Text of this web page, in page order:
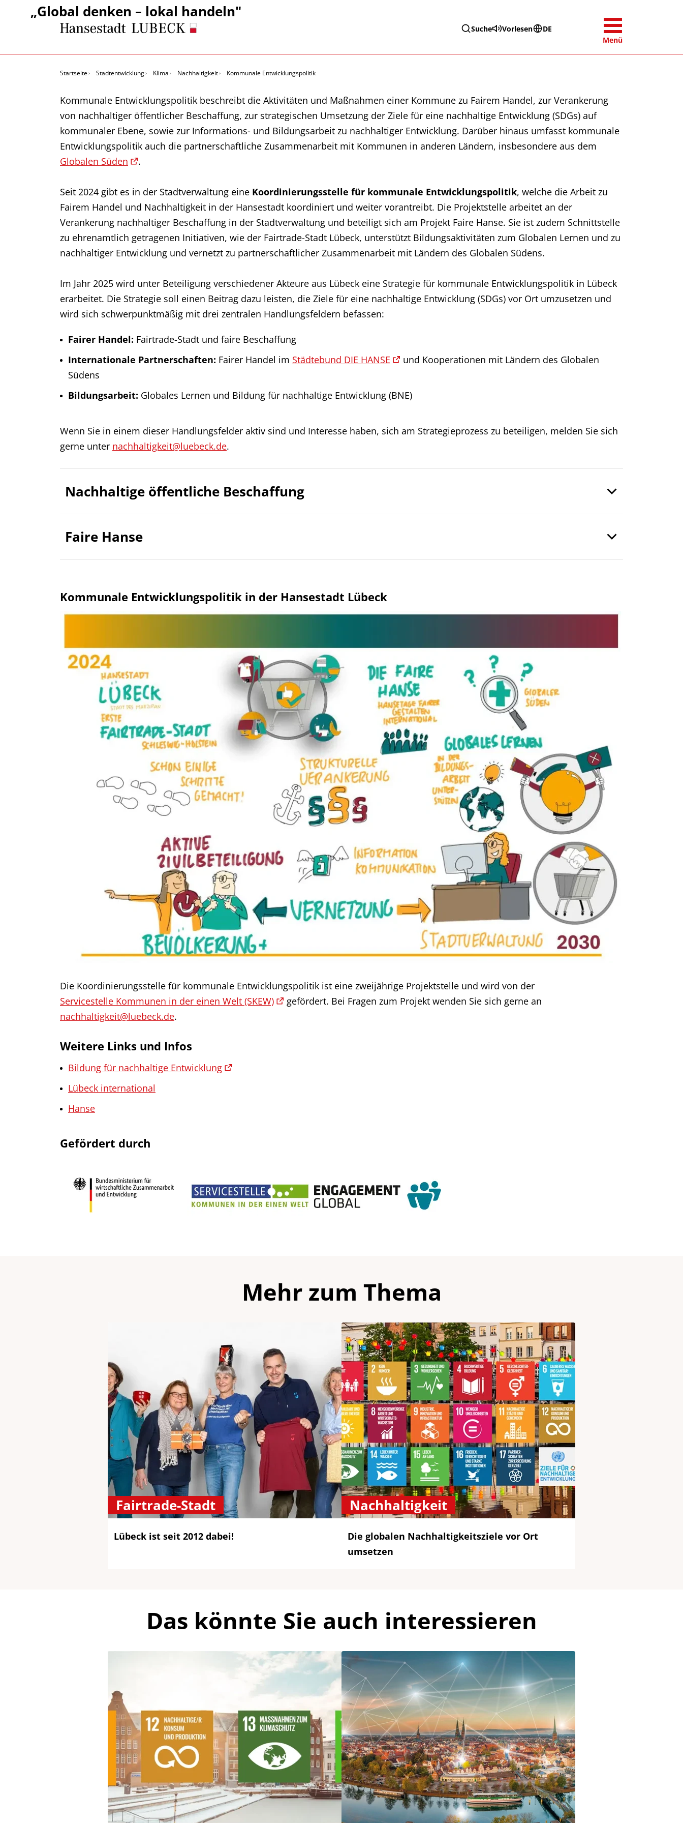
Suche Vorlesen
DE
Menü
„Global denken – lokal handeln"
Startseite Stadtentwicklung Klima Nachhaltigkeit Kommunale Entwicklungspolitik
Kommunale Entwicklungspolitik beschreibt die Aktivitäten und Maßnahmen einer Kommune zu Fairem Handel, zur Verankerung
von nachhaltiger öffentlicher Beschaffung, zur strategischen Umsetzung der Ziele für eine nachhaltige Entwicklung (SDGs) auf
kommunaler Ebene, sowie zur Informations- und Bildungsarbeit zu nachhaltiger Entwicklung. Darüber hinaus umfasst kommunale
Entwicklungspolitik auch die partnerschaftliche Zusammenarbeit mit Kommunen in anderen Ländern, insbesondere aus dem
Globalen Süden
.
Seit 2024 gibt es in der Stadtverwaltung eine Koordinierungsstelle für kommunale Entwicklungspolitik, welche die Arbeit zu
Fairem Handel und Nachhaltigkeit in der Hansestadt koordiniert und weiter vorantreibt. Die Projektstelle arbeitet an der
Verankerung nachhaltiger Beschaffung in der Stadtverwaltung und beteiligt sich am Projekt Faire Hanse. Sie ist zudem Schnittstelle
zu ehrenamtlich getragenen Initiativen, wie der Fairtrade-Stadt Lübeck, unterstützt Bildungsaktivitäten zum Globalen Lernen und zu
nachhaltiger Entwicklung und vernetzt zu partnerschaftlicher Zusammenarbeit mit Ländern des Globalen Südens.
Im Jahr 2025 wird unter Beteiligung verschiedener Akteure aus Lübeck eine Strategie für kommunale Entwicklungspolitik in Lübeck
erarbeitet. Die Strategie soll einen Beitrag dazu leisten, die Ziele für eine nachhaltige Entwicklung (SDGs) vor Ort umzusetzen und
wird sich schwerpunktmäßig mit drei zentralen Handlungsfeldern befassen:
Fairer Handel: Fairtrade-Stadt und faire Beschaffung
Internationale Partnerschaften: Fairer Handel im Städtebund DIE HANSE
und Kooperationen mit Ländern des Globalen
Südens
Bildungsarbeit: Globales Lernen und Bildung für nachhaltige Entwicklung (BNE)
Wenn Sie in einem dieser Handlungsfelder aktiv sind und Interesse haben, sich am Strategieprozess zu beteiligen, melden Sie sich
gerne unter nachhaltigkeit@luebeck.de.
Nachhaltige öffentliche Beschaffung
Faire Hanse
Kommunale Entwicklungspolitik in der Hansestadt Lübeck
Die Koordinierungsstelle für kommunale Entwicklungspolitik ist eine zweijährige Projektstelle und wird von der
Servicestelle Kommunen in der einen Welt (SKEW)
gefördert. Bei Fragen zum Projekt wenden Sie sich gerne an
nachhaltigkeit@luebeck.de.
Weitere Links und Infos
Bildung für nachhaltige Entwicklung
Lübeck international
Hanse
Gefördert durch
Mehr zum Thema
Fairtrade-Stadt
Lübeck ist seit 2012 dabei!
Nachhaltigkeit
Die globalen Nachhaltigkeitsziele vor Ort
umsetzen
Das könnte Sie auch interessieren